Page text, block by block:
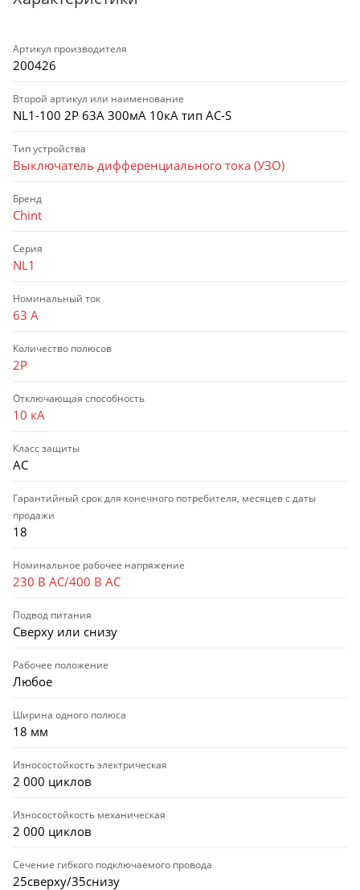
Артикул производителя
200426
Второй артикул или наименование
NL1-100 2P 63А 300мА 10кА тип AC-S
Тип устройства
Выключатель дифференциального тока (УЗО)
Бренд
Chint
Серия
NL1
Номинальный ток
63 А
Количество полюсов
2P
Отключающая способность
10 кА
Класс защиты
AC
Гарантийный срок для конечного потребителя, месяцев с даты
продажи
18
Номинальное рабочее напряжение
230 В AC/400 В AC
Подвод питания
Сверху или снизу
Рабочее положение
Любое
Ширина одного полюса
18 мм
Износостойкость электрическая
2 000 циклов
Износостойкость механическая
2 000 циклов
Сечение гибкого подключаемого провода
25сверху/35снизу